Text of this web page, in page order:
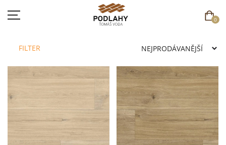
0
SORTIMENT
FILTER